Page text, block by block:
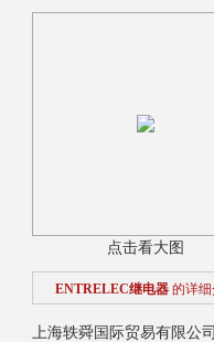
点击看大图
ENTRELEC继电器 的详
上海轶舜国际贸易有限公